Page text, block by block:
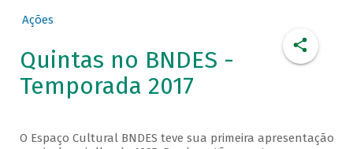
Ações
Quintas no BNDES -
Temporada 2017
O Espaço Cultural BNDES teve sua primeira apresentação